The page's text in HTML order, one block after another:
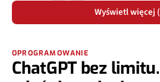
Wyświetl więcej
OPROGRAMOWANIE
ChatGPT bez